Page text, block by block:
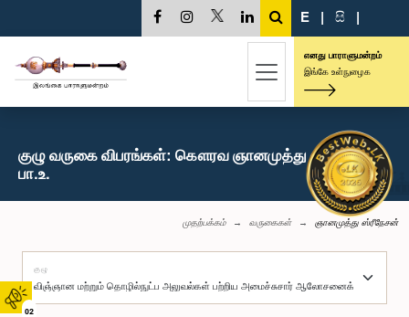
02
E | සි |
எனது பாராளுமன்றம்
இங்கே உள்நுழைக
குழு வருகை விபரங்கள்: கௌரவ ஞானமுத்து ஸ்ரீநேசன்,
பா.உ.
முதற்பக்கம் வருகைகள் ஞானமுத்து ஸ்ரீநேசன்
குழு